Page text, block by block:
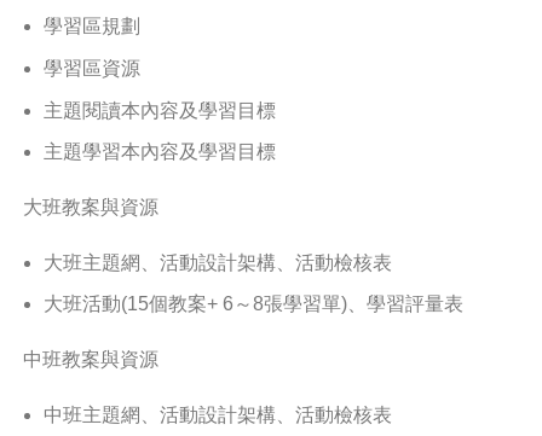
學習區規劃
學習區資源
主題閱讀本內容及學習目標
主題學習本內容及學習目標
大班教案與資源
大班主題網、活動設計架構、活動檢核表
大班活動(15個教案+ 6～8張學習單)、學習評量表
中班教案與資源
中班主題網、活動設計架構、活動檢核表